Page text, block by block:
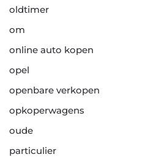
oldtimer
om
online auto kopen
opel
openbare verkopen
opkoperwagens
oude
particulier